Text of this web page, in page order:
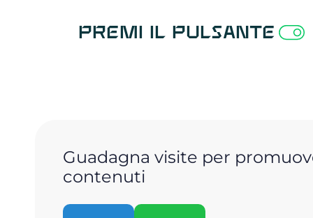
Premi il pulsante
Guadagna visite per
contenuti